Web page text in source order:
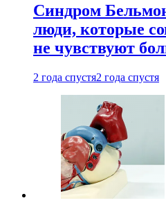
Синдром
люди, которые
не чувствуют
2 года спустя2 года спустя